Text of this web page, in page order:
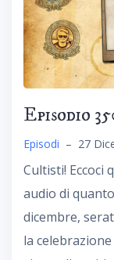
Episodio
Episodi – 27
Cultisti! Eccoci
audio di
dicembre,
la